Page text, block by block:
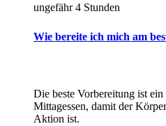
ungefähr 4 Stunden
Wie bereite ich mich am
Die beste Vorbereitung ist
Mittagessen, damit der
Aktion ist.